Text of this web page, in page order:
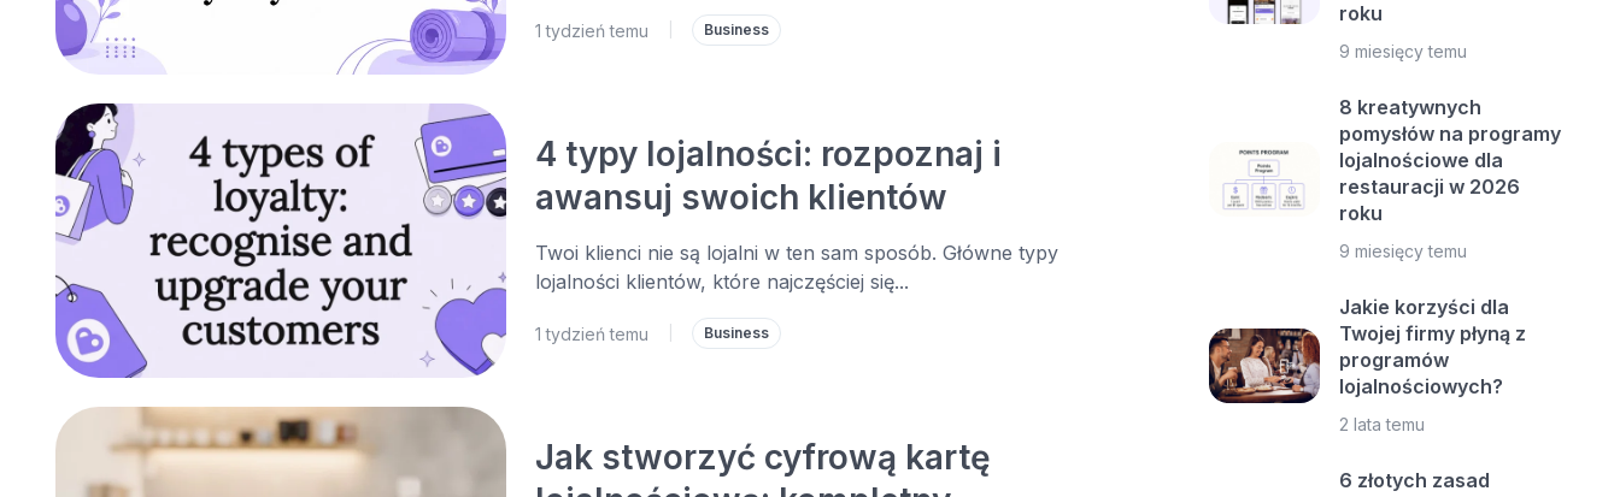
1 tydzień temu Business
4 typy lojalności: rozpoznaj i
awansuj swoich klientów
Twoi klienci nie są lojalni w ten sam sposób. Główne typy
lojalności klientów, które najczęściej się...
1 tydzień temu Business
Jak stworzyć cyfrową kartę
roku
9 miesięcy temu
8 kreatywnych
pomysłów na programy
lojalnościowe dla
restauracji w 2026
roku
9 miesięcy temu
Jakie korzyści dla
Twojej firmy płyną z
programów
lojalnościowych?
2 lata temu
6 złotych zasad